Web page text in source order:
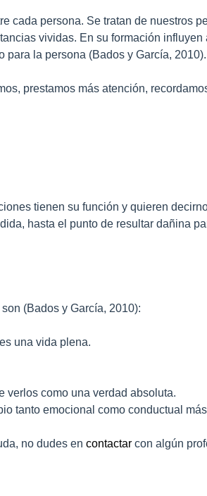
cada persona. Se tratan de nuestros
vividas. En su formación
la persona (Bados y García, 2010).
prestamos más atención,
tienen su función y quieren
hasta el punto de resultar dañina
(Bados y García, 2010):
una vida plena.
verlos como una verdad absoluta.
tanto emocional como conductual
no dudes en contactar con algún